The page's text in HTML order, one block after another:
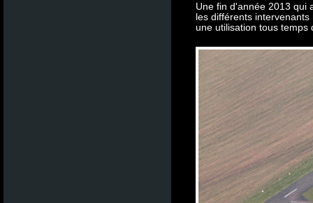
Une fin d'année 2013 qui
les différents
une utilisation tous temps